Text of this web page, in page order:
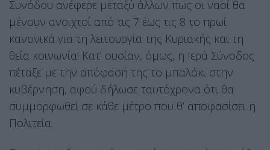
Συνόδου ανέφερε μεταξύ άλλων πως οι ναοί θα
μένουν ανοιχτοί από τις 7 έως τις 8 το πρωί
κανονικά για τη λειτουργία της Κυριακής και τη
θεία κοινωνία! Κατ’ ουσίαν, όμως, η Ιερά Σύνοδος
πέταξε με την απόφασή της το μπαλάκι στην
κυβέρνηση, αφού δήλωσε ταυτόχρονα ότι θα
συμμορφωθεί σε κάθε μέτρο που θ’ αποφασίσει η
Πολιτεία.